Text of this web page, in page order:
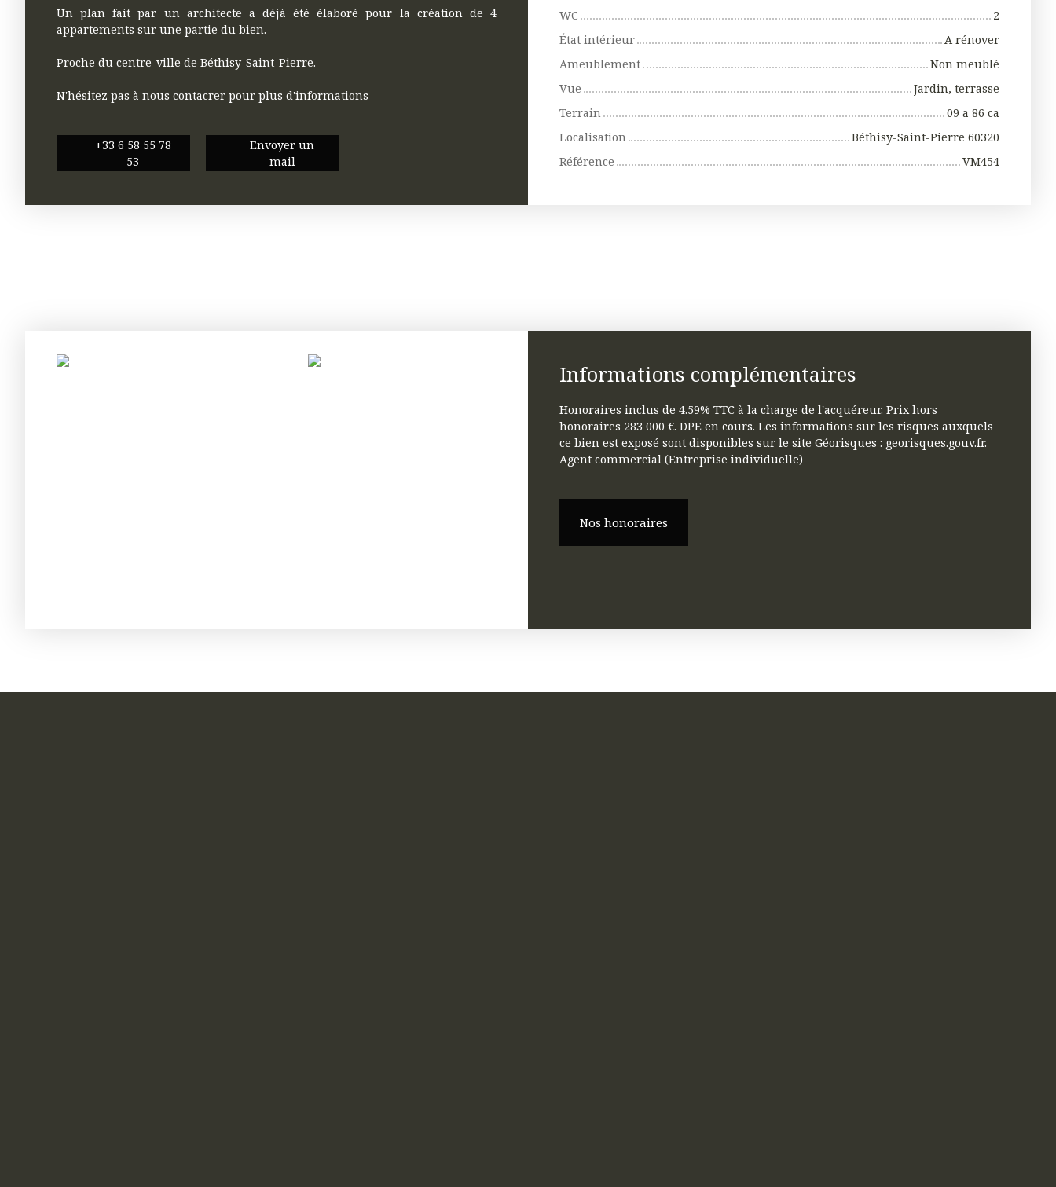
Un plan fait par un architecte a déjà été élaboré pour la création de 4
appartements sur une partie du bien.
Proche du centre-ville de Béthisy-Saint-Pierre.
N'hésitez pas à nous contacrer pour plus d'informations
+33 6 58 55 78
53
Envoyer un
mail
WC
2
État intérieur
A rénover
Ameublement
Non meublé
Vue
Jardin, terrasse
Terrain
09 a 86 ca
Localisation
Béthisy-Saint-Pierre 60320
Référence
VM454
Informations complémentaires
Honoraires inclus de 4.59% TTC à la charge de l'acquéreur. Prix hors
honoraires 283 000 €. DPE en cours. Les informations sur les risques auxquels
ce bien est exposé sont disponibles sur le site Géorisques : georisques.gouv.fr.
Agent commercial (Entreprise individuelle)
Nos honoraires